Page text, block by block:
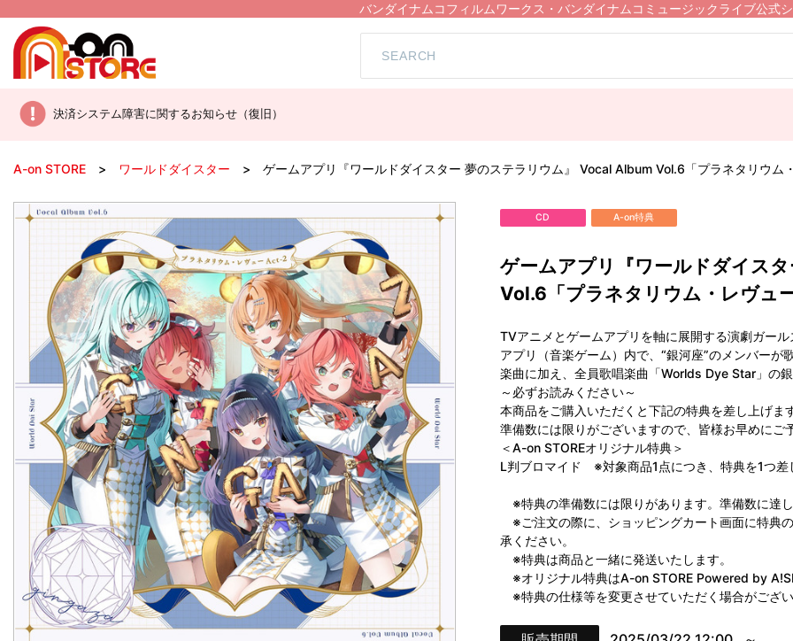
バンダイナムコフィルムワークス・バンダイナムコミュージックライブ公式
決済システム障害に関するお知らせ（復旧）
A-on STORE ワールドダイスター ゲームアプリ『ワールドダイスター 夢のステラリウム』 Vocal Album Vol.6「プラネタリウ
CD A-on特典
ゲームアプリ『ワールドダイス
Vol.6「プラネタリウム・レヴュ
TVアニメとゲームアプリを軸に展開する演劇ガー
アプリ（音楽ゲーム）内で、“銀河座”のメンバー
楽曲に加え、全員歌唱楽曲「Worlds Dye Star」の
～必ずお読みください～
本商品をご購入いただくと下記の特典を差し上げま
準備数には限りがございますので、皆様お早めにご
＜A-on STOREオリジナル特典＞
L判ブロマイド ※対象商品1点につき、特典を1つ差
※特典の準備数には限りがあります。準備数に達
※ご注文の際に、ショッピングカート画面に特典
承ください。
※特典は商品と一緒に発送いたします。
※オリジナル特典はA-on STORE Powered by
※特典の仕様等を変更させていただく場合がござ